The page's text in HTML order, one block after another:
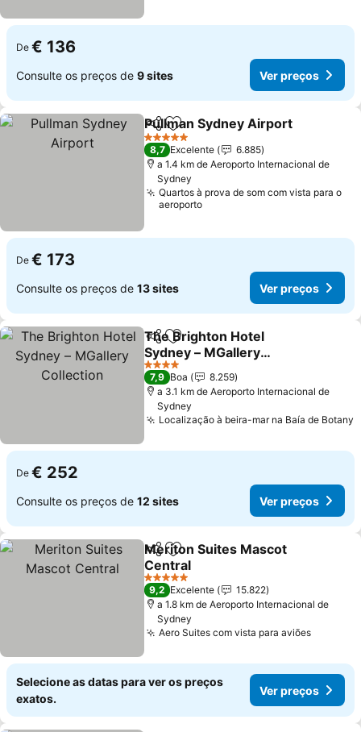
De € 136
Consulte os preços de 9 sites Ver preços
PartilharAdicionar aos favoritos
Pullman Sydney Airport
5 Estrelas
8,7 Excelente
6.885
a 1.4 km de Aeroporto Internacional de
Sydney
Quartos à prova de som com vista para o
aeroporto
De € 173
Consulte os preços de 13 sites Ver preços
PartilharAdicionar aos favoritos
The Brighton Hotel
Sydney – MGallery
Collection
4 Estrelas
7,9 Boa
8.259
a 3.1 km de Aeroporto Internacional de
Sydney
Localização à beira-mar na Baía de Botany
De € 252
Consulte os preços de 12 sites Ver preços
PartilharAdicionar aos favoritos
Meriton Suites Mascot
Central
5 Estrelas
9,2 Excelente
15.822
a 1.8 km de Aeroporto Internacional de
Sydney
Aero Suites com vista para aviões
Selecione as datas para ver os preços
exatos.
Ver preços